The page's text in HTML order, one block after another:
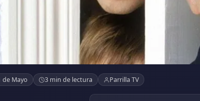
a Half Men
de Mayo 3 min de lectura Parrilla TV